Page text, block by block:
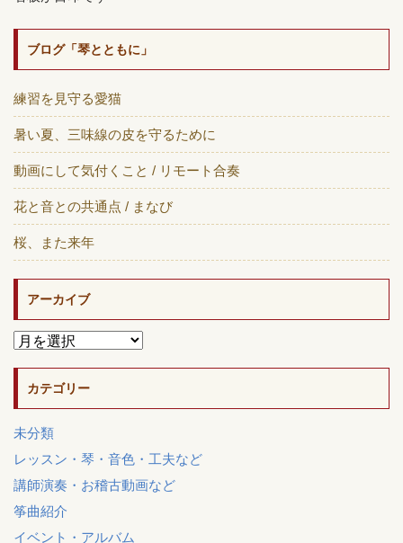
ブログ「琴とともに」
練習を見守る愛猫
暑い夏、三味線の皮を守るために
動画にして気付くこと / リモート合奏
花と音との共通点 / まなび
桜、また来年
アーカイブ
カテゴリー
未分類
レッスン・琴・音色・工夫など
講師演奏・お稽古動画など
筝曲紹介
イベント・アルバム